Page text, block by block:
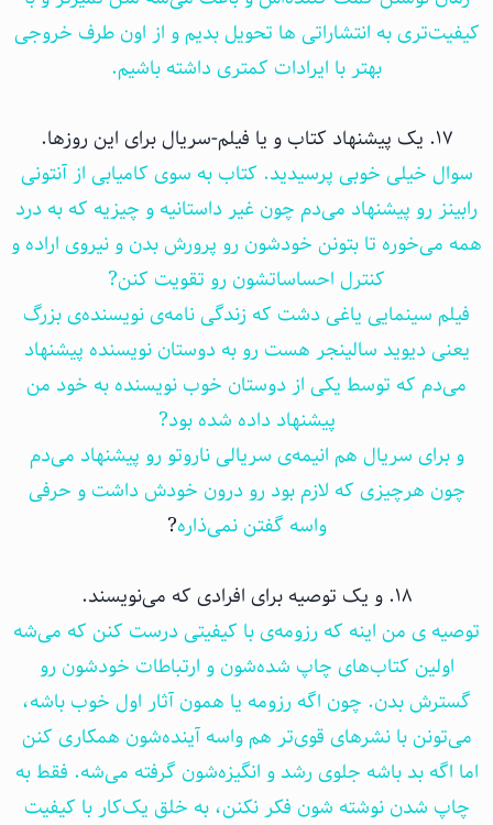
کیفیت‌تری به انتشاراتی ها تحویل بدیم و از اون طرف خروجی
بهتر با ایرادات کمتری داشته باشیم.
۱۷. یک پیشنهاد کتاب و یا فیلم-سریال برای این روزها.
سوال خیلی خوبی پرسیدید. کتاب به سوی کامیابی از آنتونی
رابینز رو پیشنهاد می‌دم چون غیر داستانیه و چیزیه که به درد
همه می‌خوره تا بتونن خودشون رو پرورش بدن و نیروی اراده و
کنترل احساساتشون رو تقویت کنن?
فیلم سینمایی یاغی دشت که زندگی نامه‌ی نویسنده‌ی بزرگ
یعنی دیوید سالینجر هست رو به دوستان نویسنده پیشنهاد
می‌دم که توسط یکی از دوستان خوب نویسنده به خود من
پیشنهاد داده شده بود?
و برای سریال هم انیمه‌ی سریالی ناروتو رو پیشنهاد می‌دم
چون هرچیزی که لازم بود رو درون خودش داشت و حرفی
واسه گفتن نمی‌ذاره?
۱۸. و یک توصیه برای افرادی که می‌نویسند.
توصیه ی من اینه که رزومه‌ی با کیفیتی درست کنن که می‌شه
اولین کتاب‌های چاپ شده‌شون و ارتباطات خودشون رو
گسترش بدن. چون اگه رزومه یا همون آثار اول خوب باشه،
می‌تونن با نشرهای قوی‌تر هم واسه آینده‌شون همکاری کنن
اما اگه بد باشه جلوی رشد و انگیزه‌شون گرفته می‌شه. فقط به
چاپ شدن نوشته شون فکر نکنن، به خلق یک‌کار با کیفیت